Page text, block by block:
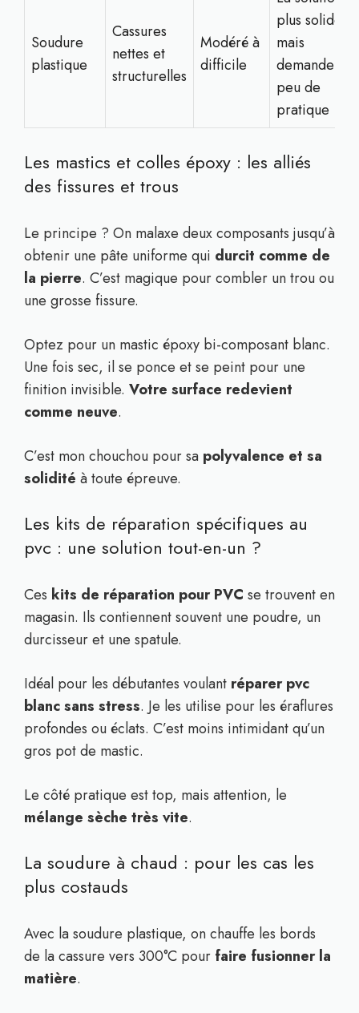
Soudure
plastique
Cassures
nettes et
structurelles
Modéré à
difficile
plus solide
mais
demande un
peu de
pratique
Les mastics et colles époxy : les alliés
des fissures et trous
Le principe ? On malaxe deux composants jusqu’à
obtenir une pâte uniforme qui durcit comme de
la pierre. C’est magique pour combler un trou ou
une grosse fissure.
Optez pour un mastic époxy bi-composant blanc.
Une fois sec, il se ponce et se peint pour une
finition invisible. Votre surface redevient
comme neuve.
C’est mon chouchou pour sa polyvalence et sa
solidité à toute épreuve.
Les kits de réparation spécifiques au
pvc : une solution tout-en-un ?
Ces kits de réparation pour PVC se trouvent en
magasin. Ils contiennent souvent une poudre, un
durcisseur et une spatule.
Idéal pour les débutantes voulant réparer pvc
blanc sans stress. Je les utilise pour les éraflures
profondes ou éclats. C’est moins intimidant qu’un
gros pot de mastic.
Le côté pratique est top, mais attention, le
mélange sèche très vite.
La soudure à chaud : pour les cas les
plus costauds
Avec la soudure plastique, on chauffe les bords
de la cassure vers 300°C pour faire fusionner la
matière.